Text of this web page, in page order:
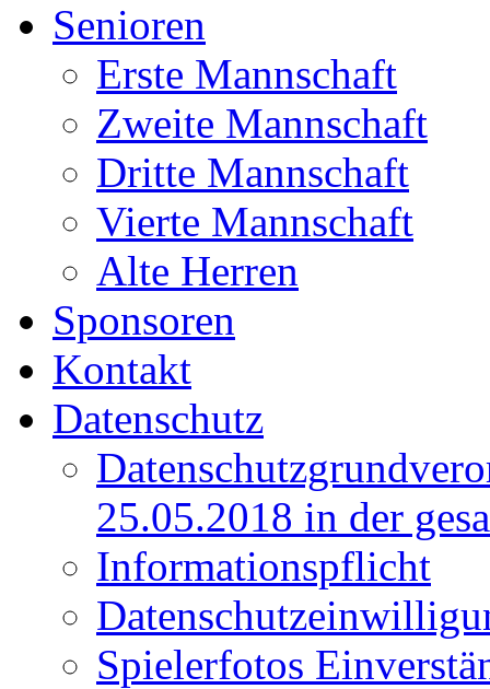
Senioren
Erste Mannschaft
Zweite Mannschaft
Dritte Mannschaft
Vierte Mannschaft
Alte Herren
Sponsoren
Kontakt
Datenschutz
25.05.2018 in der
Informationspflicht
Spielerfotos